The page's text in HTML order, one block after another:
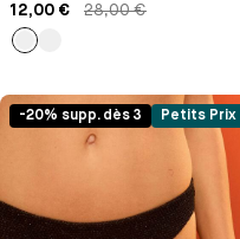
12,00 €
28,00 €
Bleu
-20% supp. dès 3 Petits Prix